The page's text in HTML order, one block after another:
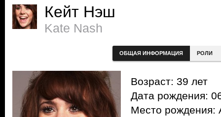
Кейт Нэш
Kate Nash
ОБЩАЯ ИНФОРМАЦИЯ РОЛИ
Возраст: 39 лет
Дата рождения:
Место рождения: